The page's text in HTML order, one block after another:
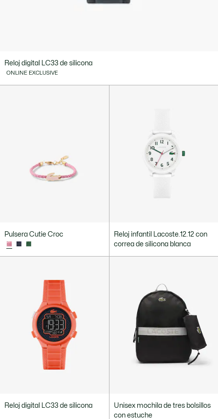
Reloj digital LC33 de silicona
ONLINE EXCLUSIVE
Pulsera Cutie Croc
Reloj infantil Lacoste.12.12 con
correa de silicona blanca
Reloj digital LC33 de silicona
Unisex mochila de tres bolsillos
con estuche